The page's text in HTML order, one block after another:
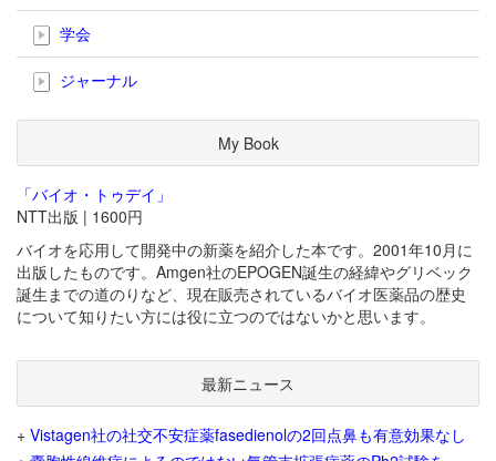
学会
ジャーナル
My Book
「バイオ・トゥデイ」
NTT出版 | 1600円
バイオを応用して開発中の新薬を紹介した本です。2001年10月に
出版したものです。Amgen社のEPOGEN誕生の経緯やグリベック
誕生までの道のりなど、現在販売されているバイオ医薬品の歴史
について知りたい方には役に立つのではないかと思います。
最新ニュース
+ Vistagen社の社交不安症薬fasedienolの2回点鼻も有意効果なし